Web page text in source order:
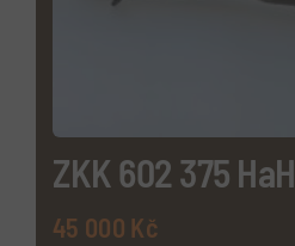
ZKK 602 375 HaH
45 000 Kč